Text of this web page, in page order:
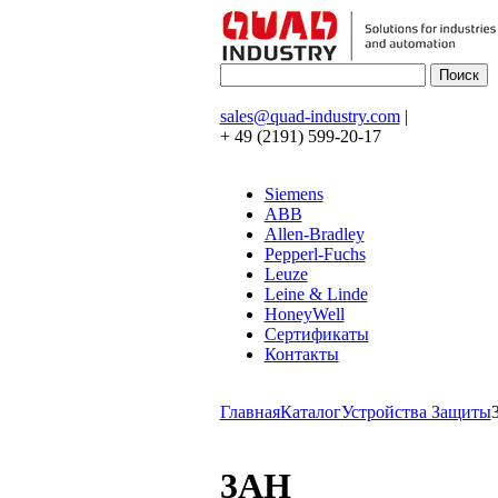
sales@quad-industry.com|
+ 49 (2191) 599-20-17
Siemens
ABB
Allen-Bradley
Pepperl-Fuchs
Leuze
Leine & Linde
HoneyWell
Сертификаты
Контакты
ГлавнаяКаталогУстройства Защиты
3AH